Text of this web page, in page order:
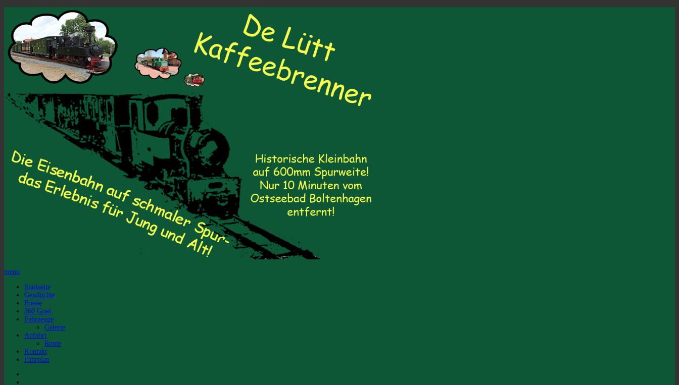
menu
Startseite
Geschichte
Presse
360 Grad
Fahrzeuge
Galerie
Anfahrt
Route
Kontakt
Fahrplan